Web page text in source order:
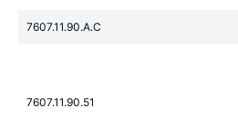
7607.11.90.A.C
7607.11.90.51